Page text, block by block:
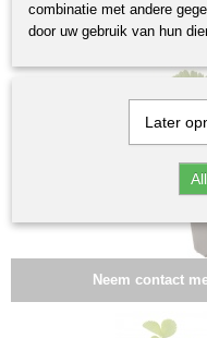
Neem contact
combinatie met andere
door uw gebruik van hun
Later